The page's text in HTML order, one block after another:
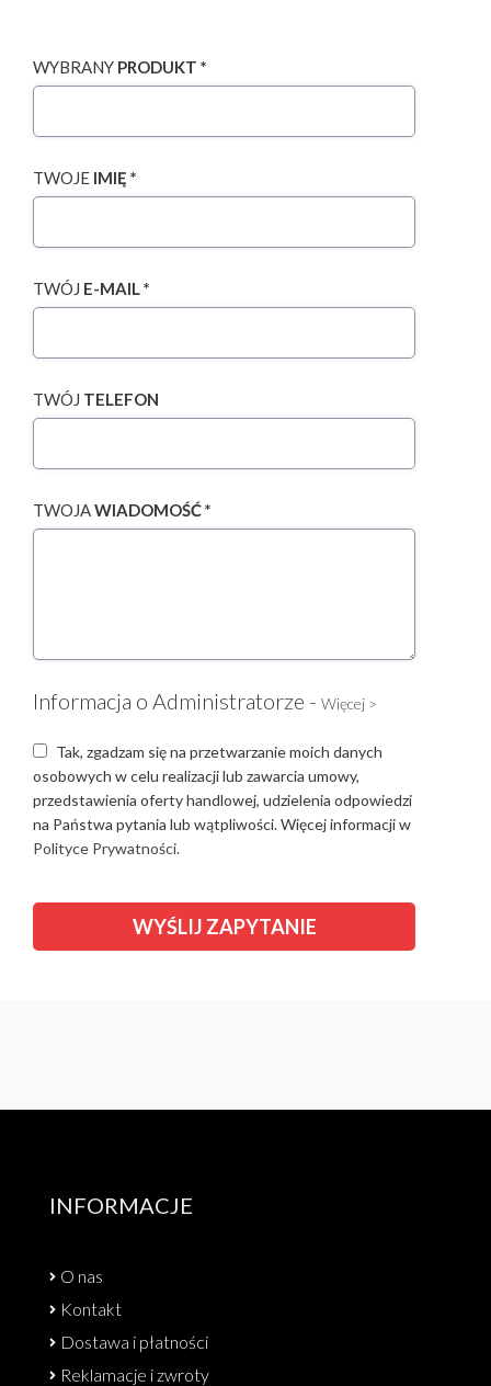
WYBRANY PRODUKT *
TWOJE IMIĘ *
TWÓJ E-MAIL *
TWÓJ TELEFON
TWOJAWIADOMOŚĆ *
Informacja o Administratorze - Więcej >
Tak, zgadzam się na przetwarzanie moich danych
osobowych w celu realizacji lub zawarcia umowy,
przedstawienia oferty handlowej, udzielenia odpowiedzi
na Państwa pytania lub wątpliwości. Więcej informacji w
Polityce Prywatności.
INFORMACJE
O nas
Kontakt
Dostawa i płatności
Reklamacje i zwroty